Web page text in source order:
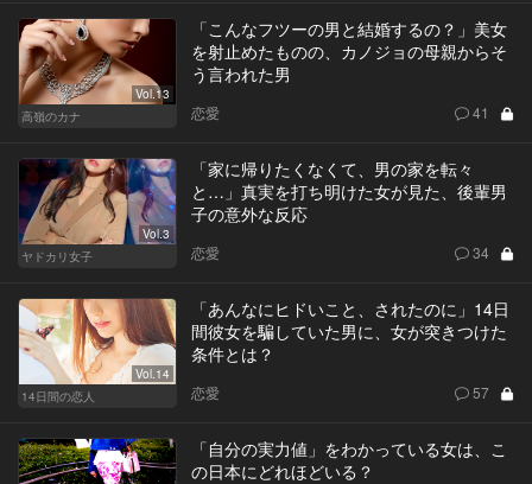
Vol.13
高嶺のカナ
「こんなフツーの男と結婚するの？」美女
を射止めたものの、カノジョの母親からそ
う言われた男
恋愛 41
Vol.3
ヤドカリ女子
「家に帰りたくなくて、男の家を転々
と…」真実を打ち明けた女が見た、後輩男
子の意外な反応
恋愛 34
Vol.14
14日間の恋人
「あんなにヒドいこと、されたのに」14日
間彼女を騙していた男に、女が突きつけた
条件とは？
恋愛 57
「自分の実力値」をわかっている女は、こ
の日本にどれほどいる？